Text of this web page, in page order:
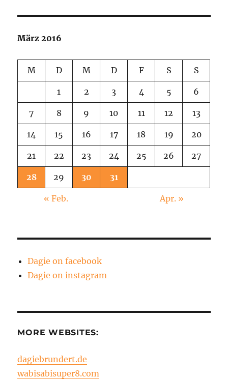
März 2016
M D M D F S S
1 2 3 4 5 6
7 8 9 10 11 12 13
14 15 16 17 18 19 20
21 22 23 24 25 26 27
28 29 30 31
« Feb. Apr. »
Dagie on facebook
Dagie on instagram
MORE WEBSITES:
dagiebrundert.de
wabisabisuper8.com